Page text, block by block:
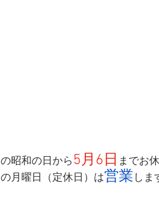
の昭和の日から 5月6日 までお
の月曜日（定休日）は営業 しま